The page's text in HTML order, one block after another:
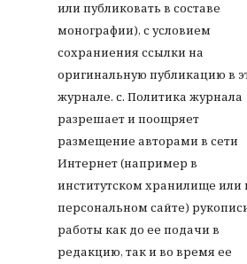
или публиковать в составе
монографии), с условием
сохраниения ссылки на
оригинальную публикацию в
журнале. с. Политика журнала
разрешает и поощряет
размещение авторами в сети
Интернет (например в
институтском хранилище или
персональном сайте)
работы как до ее подачи в
редакцию, так и во время ее